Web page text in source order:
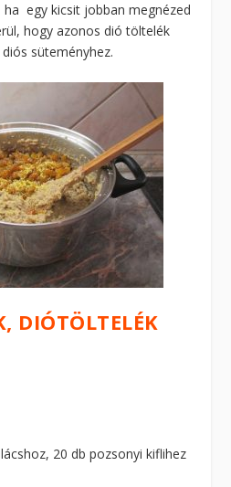
egy kicsit jobban megnézed
hogy azonos dió töltelék
süteményhez.
DIÓTÖLTELÉK
20 db pozsonyi kiflihez